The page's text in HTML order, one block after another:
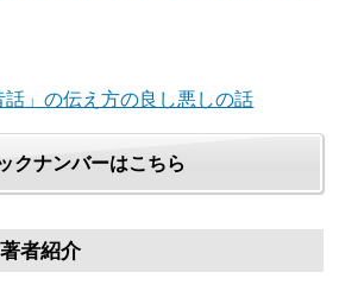
」の伝え方の良し悪しの話
クナンバーはこちら
者紹介